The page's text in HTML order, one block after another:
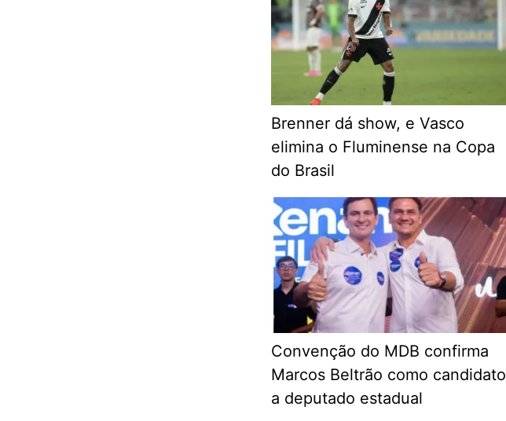
Brenner dá show, e Vasco
elimina o Fluminense na Copa
do Brasil
Convenção do MDB confirma
Marcos Beltrão como candidato
a deputado estadual